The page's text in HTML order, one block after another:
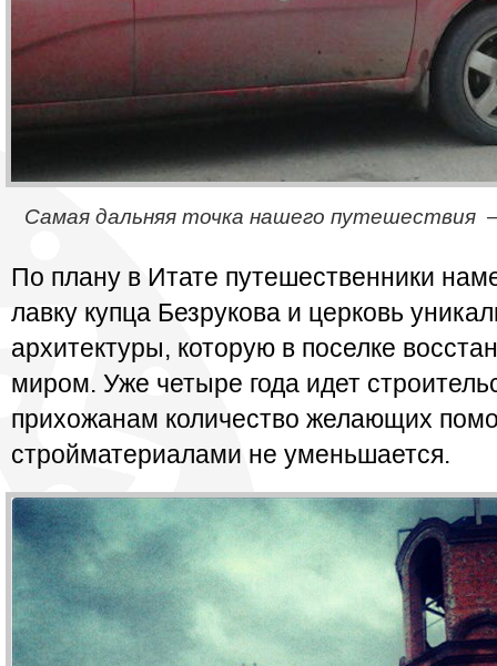
Самая дальняя точка нашего путешествия
По плану в Итате путешественники
лавку купца Безрукова и церковь
архитектуры, которую в поселке
миром. Уже четыре года идет
прихожанам количество желающих
стройматериалами не уменьшается.